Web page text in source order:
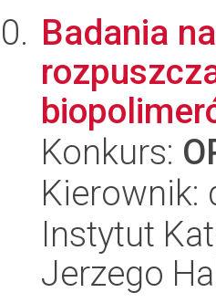
Badania
Konkurs:
Kierownik:
Instytut
Jerzego